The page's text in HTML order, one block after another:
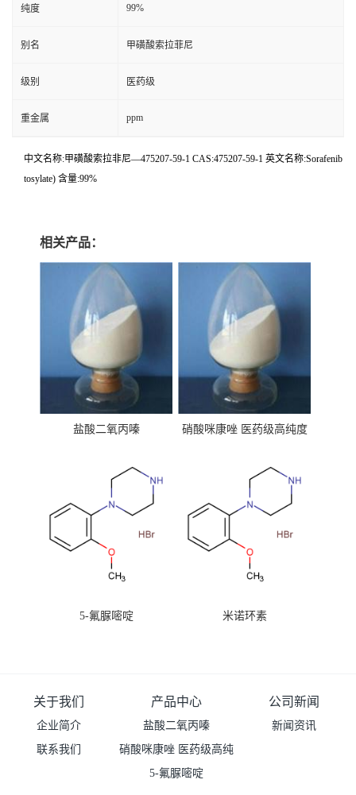
纯度 99%
别名 甲磺酸索拉菲尼
级别 医药级
重金属 ppm
中文名称:甲磺酸索拉非尼—475207-59-1 CAS:475207-59-1 英文名称:Sorafenib
tosylate) 含量:99%
相关产品：
盐酸二氧丙嗪
硝酸咪康唑 医药级高纯度
5-氟脲嘧啶 米诺环素
关于我们
企业简介
联系我们
产品中心
盐酸二氧丙嗪
硝酸咪康唑 医药级高纯
度99%原粉
5-氟脲嘧啶
公司新闻
新闻资讯